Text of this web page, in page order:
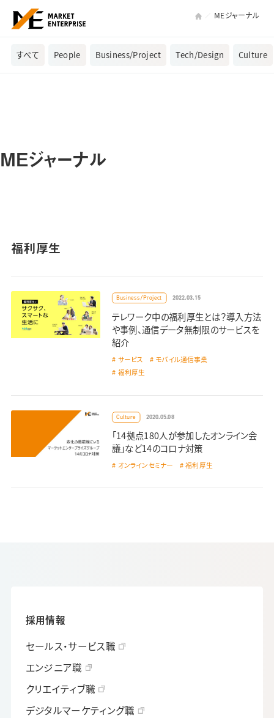
MEジャーナル
すべて People Business/Project Tech/Design Culture
MEジャーナル
福利厚生
Business/Project 2022.03.15
テレワーク中の福利厚生とは？導入方法
や事例、通信データ無制限のサービスを
紹介
サービス モバイル通信事業
福利厚生
Culture 2020.05.08
「14拠点180人が参加したオンライン会
議」など14のコロナ対策
オンラインセミナー 福利厚生
採用情報
セールス・サービス職
エンジニア職
クリエイティブ職
デジタルマーケティング職